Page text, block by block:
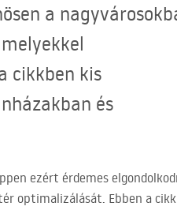
a
cikkben kis
és
ezért érdemes
optimalizálását. Ebben a